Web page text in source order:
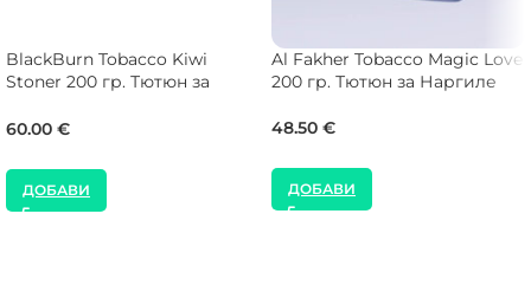
BlackBurn Tobacco Kiwi
Stoner 200 гр. Тютюн за
60.00 €
ДОБАВИ
Al Fakher Tobacco Magic Love
200 гр. Тютюн за Наргиле
48.50 €
ДОБАВИ